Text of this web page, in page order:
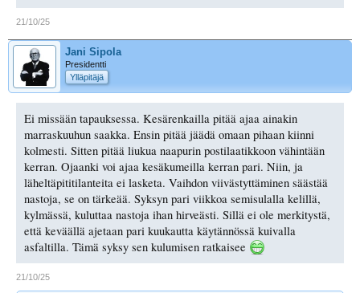
21/10/25
Jani Sipola
Presidentti
Ylläpitäjä
Ei missään tapauksessa. Kesärenkailla pitää ajaa ainakin
marraskuuhun saakka. Ensin pitää jäädä omaan pihaan kiinni
kolmesti. Sitten pitää liukua naapurin postilaatikkoon vähintään
kerran. Ojaanki voi ajaa kesäkumeilla kerran pari. Niin, ja
läheltäpititilanteita ei lasketa. Vaihdon viivästyttäminen säästää
nastoja, se on tärkeää. Syksyn pari viikkoa semisulalla kelillä,
kylmässä, kuluttaa nastoja ihan hirveästi. Sillä ei ole merkitystä,
että keväällä ajetaan pari kuukautta käytännössä kuivalla
asfaltilla. Tämä syksy sen kulumisen ratkaisee
21/10/25